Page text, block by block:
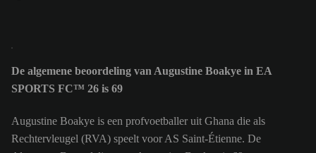
De algemene beoordeling van Augustine Boakye in EA
SPORTS FC™ 26 is 69
Augustine Boakye is een profvoetballer uit Ghana die als
Rechtervleugel (RVA) speelt voor AS Saint-Étienne. De